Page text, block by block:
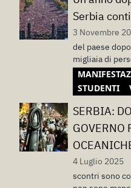
Serbia
3 Novembre
del paese
migliaia di
STUDENTI
SERBIA:
GOVERNO
4 Luglio 2025
scontri sono